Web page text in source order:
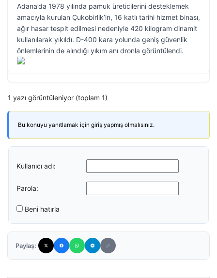
Adana’da 1978 yılında pamuk üreticilerini desteklemek
amacıyla kurulan Çukobirlik’in, 16 katlı tarihi hizmet binası,
ağır hasar tespit edilmesi nedeniyle 420 kilogram dinamit
kullanılarak yıkıldı. D-400 kara yolunda geniş güvenlik
önlemlerinin de alındığı yıkım anı dronla görüntülendi.
1 yazı görüntüleniyor (toplam 1)
Bu konuyu yanıtlamak için giriş yapmış olmalısınız.
Kullanıcı adı:
Parola:
Beni hatırla
Paylaş: